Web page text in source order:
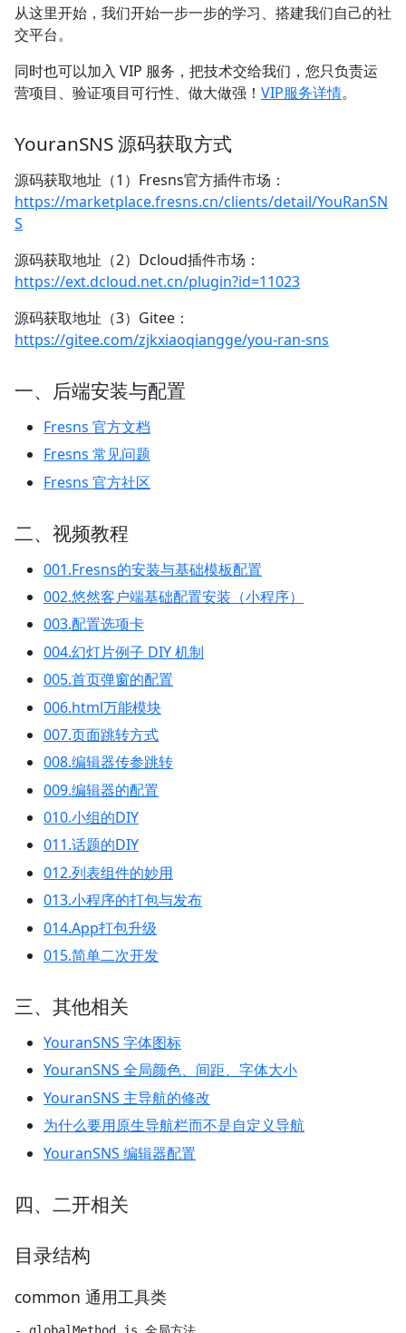
从这里开始，我们开始一步一步的学习、搭建我们自己的社
交平台。
同时也可以加入 VIP 服务，把技术交给我们，您只负责运
营项目、验证项目可行性、做大做强！ VIP服务详情。
YouranSNS 源码获取方式
源码获取地址（1）Fresns官方插件市场：
https://marketplace.fresns.cn/clients/detail/YouRanSN
S
源码获取地址（2）Dcloud插件市场：
https://ext.dcloud.net.cn/plugin?id=11023
源码获取地址（3）Gitee：
https://gitee.com/zjkxiaoqiangge/you-ran-sns
一、后端安装与配置
Fresns 官方文档
Fresns 常见问题
Fresns 官方社区
二、视频教程
001.Fresns的安装与基础模板配置
002.悠然客户端基础配置安装（小程序）
003.配置选项卡
004.幻灯片例子 DIY 机制
005.首页弹窗的配置
006.html万能模块
007.页面跳转方式
008.编辑器传参跳转
009.编辑器的配置
010.小组的DIY
011.话题的DIY
012.列表组件的妙用
013.小程序的打包与发布
014.App打包升级
015.简单二次开发
三、其他相关
YouranSNS 字体图标
YouranSNS 全局颜色、间距、字体大小
YouranSNS 主导航的修改
为什么要用原生导航栏而不是自定义导航
YouranSNS 编辑器配置
四、二开相关
目录结构
common 通用工具类
- globalMethod.js 全局方法